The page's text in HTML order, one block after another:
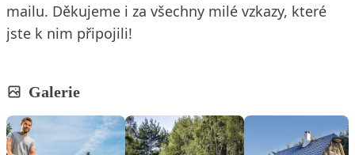
mailu. Děkujeme i za všechny milé vzkazy, které
jste k nim připojili!
Galerie